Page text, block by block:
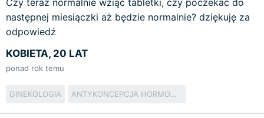
Czy teraz normalnie wziąć tabletki, czy poczekać do
następnej miesiączki aż będzie normalnie? dziękuję za
odpowiedź
KOBIETA, 20 LAT
ponad rok temu
GINEKOLOGIA ANTYKONCEPCJA HORMONALNA